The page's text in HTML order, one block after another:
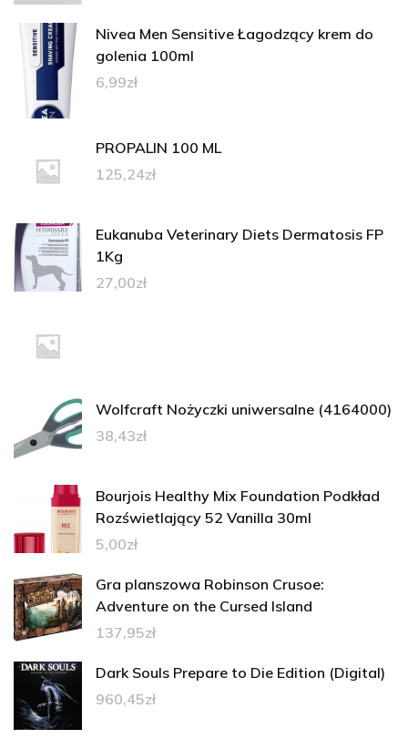
Nivea Men Sensitive Łagodzący krem do
golenia 100ml
6,99zł
PROPALIN 100 ML
125,24zł
Eukanuba Veterinary Diets Dermatosis FP
1Kg
27,00zł
Wolfcraft Nożyczki uniwersalne (4164000)
38,43zł
Bourjois Healthy Mix Foundation Podkład
Rozświetlający 52 Vanilla 30ml
5,00zł
Gra planszowa Robinson Crusoe:
Adventure on the Cursed Island
137,95zł
Dark Souls Prepare to Die Edition (Digital)
960,45zł